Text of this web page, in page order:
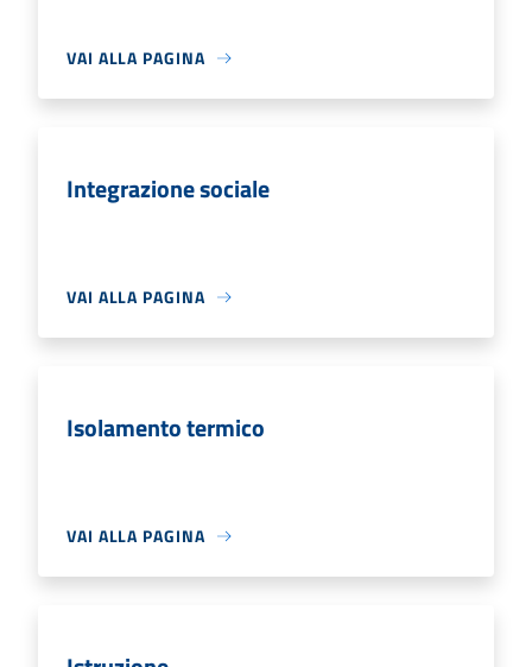
VAI ALLA PAGINA
Integrazione sociale
VAI ALLA PAGINA
Isolamento termico
VAI ALLA PAGINA